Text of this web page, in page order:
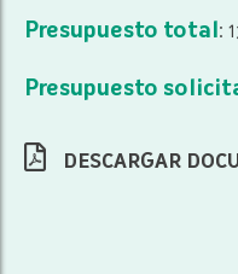
Presupuesto total :
Presupuesto
DESCARGAR